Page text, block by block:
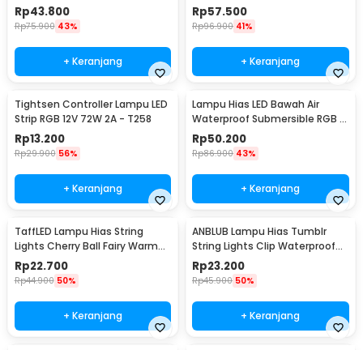
Mode 6.5M - 896
Rp43.800
Rp75.900 43%
+ Keranjang
White 18W - 300L
Rp57.500
Rp96.900 41%
+ Keranjang
Tightsen Controller Lampu LED
Strip RGB 12V 72W 2A - T258
Rp13.200
Rp29.900 56%
+ Keranjang
Lampu Hias LED Bawah Air
Waterproof Submersible RGB 2
PCS with Remote - 13017
Rp50.200
Rp86.900 43%
+ Keranjang
TaffLED Lampu Hias String
Lights Cherry Ball Fairy Warm
White 5M - LY20W
Rp22.700
Rp44.900 50%
+ Keranjang
ANBLUB Lampu Hias Tumblr
String Lights Clip Waterproof
20 LED 2M - 0606
Rp23.200
Rp45.900 50%
+ Keranjang